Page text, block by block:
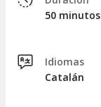
50 minutos
Idiomas
Catalán